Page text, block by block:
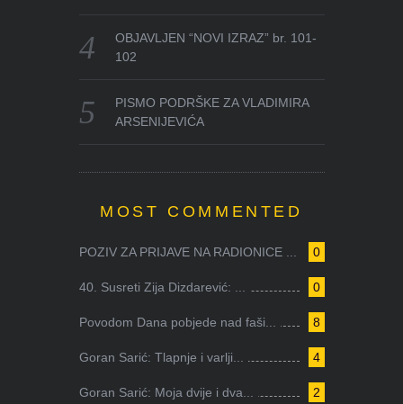
OBJAVLJEN “NOVI IZRAZ” br. 101-
102
PISMO PODRŠKE ZA VLADIMIRA
ARSENIJEVIĆA
MOST COMMENTED
0
POZIV ZA PRIJAVE NA RADIONICE ...
0
40. Susreti Zija Dizdarević: ...
8
Povodom Dana pobjede nad faši...
4
Goran Sarić: Tlapnje i varlji...
2
Goran Sarić: Moja dvije i dva...